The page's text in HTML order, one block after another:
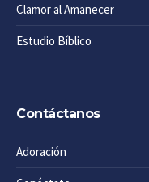
Clamor al Amanecer
Estudio Bíblico
Contáctanos
Adoración